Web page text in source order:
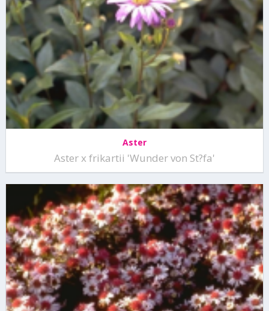
Aster
Aster x frikartii 'Wunder von St?fa'